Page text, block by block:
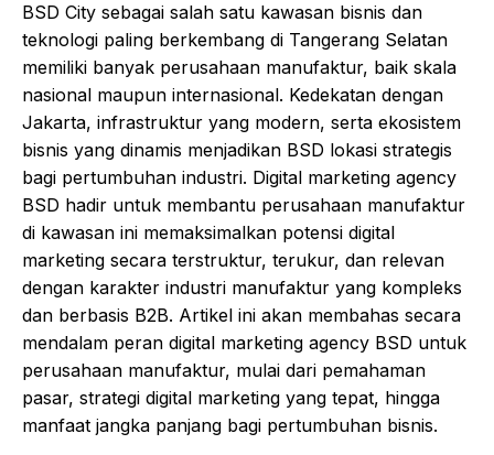
BSD City sebagai salah satu kawasan bisnis dan
teknologi paling berkembang di Tangerang Selatan
memiliki banyak perusahaan manufaktur, baik skala
nasional maupun internasional. Kedekatan dengan
Jakarta, infrastruktur yang modern, serta ekosistem
bisnis yang dinamis menjadikan BSD lokasi strategis
bagi pertumbuhan industri. Digital marketing agency
BSD hadir untuk membantu perusahaan manufaktur
di kawasan ini memaksimalkan potensi digital
marketing secara terstruktur, terukur, dan relevan
dengan karakter industri manufaktur yang kompleks
dan berbasis B2B. Artikel ini akan membahas secara
mendalam peran digital marketing agency BSD untuk
perusahaan manufaktur, mulai dari pemahaman
pasar, strategi digital marketing yang tepat, hingga
manfaat jangka panjang bagi pertumbuhan bisnis.